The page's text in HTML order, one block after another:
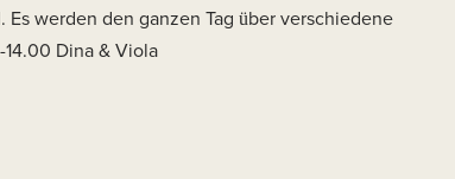
werden den ganzen Tag über verschiedene
14.00 Dina & Viola